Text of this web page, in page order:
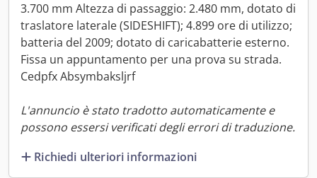
3.700 mm Altezza di passaggio: 2.480 mm, dotato di
traslatore laterale (SIDESHIFT); 4.899 ore di utilizzo;
batteria del 2009; dotato di caricabatterie esterno.
Fissa un appuntamento per una prova su strada.
Cedpfx Absymbaksljrf
L'annuncio è stato tradotto automaticamente e
possono essersi verificati degli errori di traduzione.
Richiedi ulteriori informazioni